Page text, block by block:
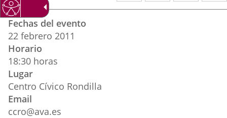
Datos
del
evento
Fechas del evento
22 febrero 2011
Horario
18:30 horas
Lugar
Centro Cívico Rondilla
Email
ccro@ava.es